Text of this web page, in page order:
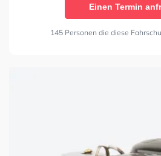
Einen Termin
145 Personen die diese